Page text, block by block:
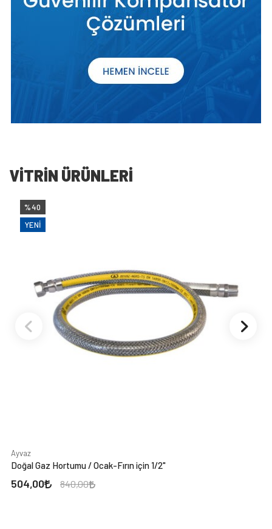
VİTRİN ÜRÜNLERİ
%40
YENI
Ayvaz
Doğal Gaz Hortumu / Ocak-Fırın için 1/2"
504,00 840,00